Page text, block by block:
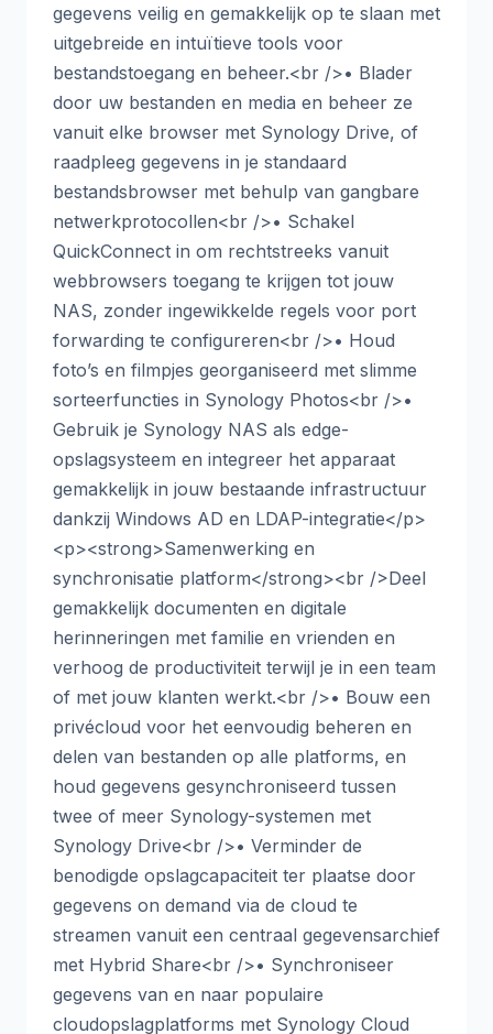
gegevens veilig en gemakkelijk op te slaan met
uitgebreide en intuïtieve tools voor
bestandstoegang en beheer.<br />• Blader
door uw bestanden en media en beheer ze
vanuit elke browser met Synology Drive, of
raadpleeg gegevens in je standaard
bestandsbrowser met behulp van gangbare
netwerkprotocollen<br />• Schakel
QuickConnect in om rechtstreeks vanuit
webbrowsers toegang te krijgen tot jouw
NAS, zonder ingewikkelde regels voor port
forwarding te configureren<br />• Houd
foto’s en filmpjes georganiseerd met slimme
sorteerfuncties in Synology Photos<br />•
Gebruik je Synology NAS als edge-
opslagsysteem en integreer het apparaat
gemakkelijk in jouw bestaande infrastructuur
dankzij Windows AD en LDAP-integratie</p>
<p><strong>Samenwerking en
synchronisatie platform</strong><br />Deel
gemakkelijk documenten en digitale
herinneringen met familie en vrienden en
verhoog de productiviteit terwijl je in een team
of met jouw klanten werkt.<br />• Bouw een
privécloud voor het eenvoudig beheren en
delen van bestanden op alle platforms, en
houd gegevens gesynchroniseerd tussen
twee of meer Synology-systemen met
Synology Drive<br />• Verminder de
benodigde opslagcapaciteit ter plaatse door
gegevens on demand via de cloud te
streamen vanuit een centraal gegevensarchief
met Hybrid Share<br />• Synchroniseer
gegevens van en naar populaire
cloudopslagplatforms met Synology Cloud